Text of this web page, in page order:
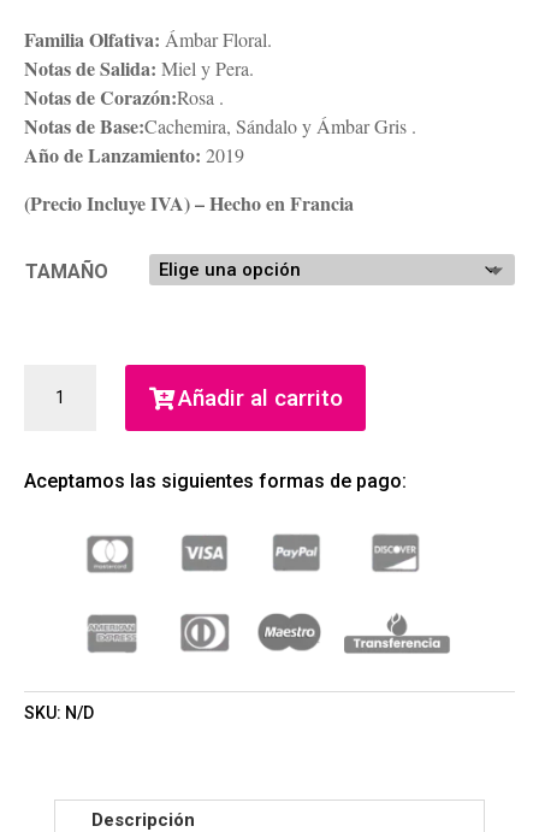
precios:
desde
hasta
$157.10
Familia Olfativa: Ámbar Floral.
Notas de Salida: Miel y Pera.
Notas de Corazón:Rosa .
Notas de Base:Cachemira, Sándalo y Ámbar Gris .
Año de Lanzamiento: 2019
(Precio Incluye IVA) – Hecho en Francia
TAMAÑO
D'ISSEY
DE
(MUJER)
CANTIDAD
Añadir al carrito
Aceptamos las siguientes formas de pago:
SKU: N/D
Descripción